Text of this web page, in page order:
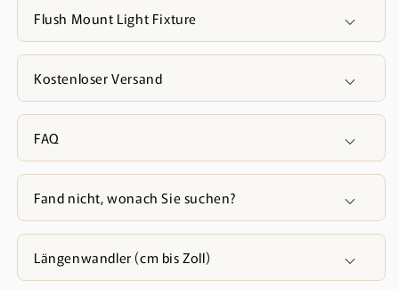
Flush Mount Light Fixture
Kostenloser Versand
FAQ
Fand nicht, wonach Sie suchen?
Längenwandler (cm bis Zoll)